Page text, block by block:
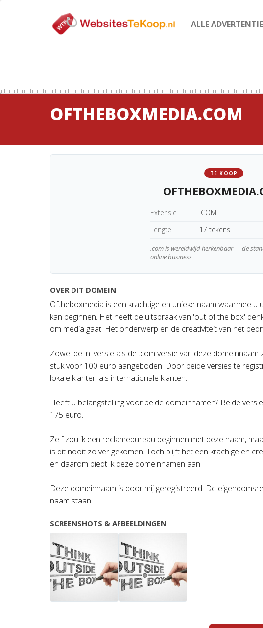
ALLE
OFTHEBOXMEDIA.COM
TE KOOP
Extensie
.COM
Lengte
17 tekens
.com is wereldwijd herkenbaar — de
online business
OVER DIT DOMEIN
Oftheboxmedia is een krachtige en unieke naam waarmee u
kan beginnen. Het heeft de uitspraak van 'out of the box'
om media gaat. Het onderwerp en de creativiteit van het
Zowel de .nl versie als de .com versie van deze
stuk voor 100 euro aangeboden. Door beide versies te
lokale klanten als internationale klanten.
Heeft u belangstelling voor beide domeinnamen? Beide
175 euro.
Zelf zou ik een reclamebureau beginnen met deze naam,
is dit nooit zo ver gekomen. Toch blijft het een krachige en
en daarom biedt ik deze domeinnamen aan.
Deze domeinnaam is door mij geregistreerd. De
naam staan.
SCREENSHOTS & AFBEELDINGEN